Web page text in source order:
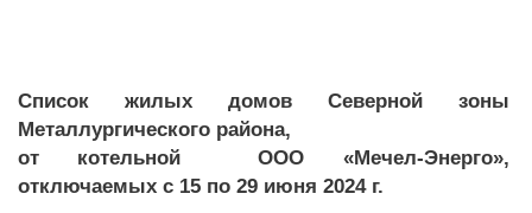
Список жилых домов Северной зоны
Металлургического района,
от котельной ООО «Мечел-Энерго»,
отключаемых с 15 по 29 июня 2024 г.